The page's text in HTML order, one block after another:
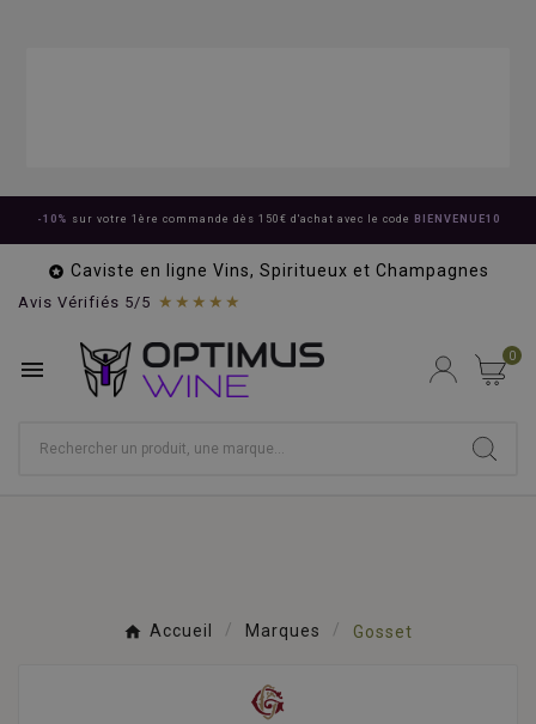
-10% sur votre 1ère commande dès 150€ d'achat avec le code BIENVENUE10
 Caviste en ligne Vins, Spiritueux et Champagnes
Avis Vérifiés 5/5 ★★★★★
 0
Accueil Marques Gosset